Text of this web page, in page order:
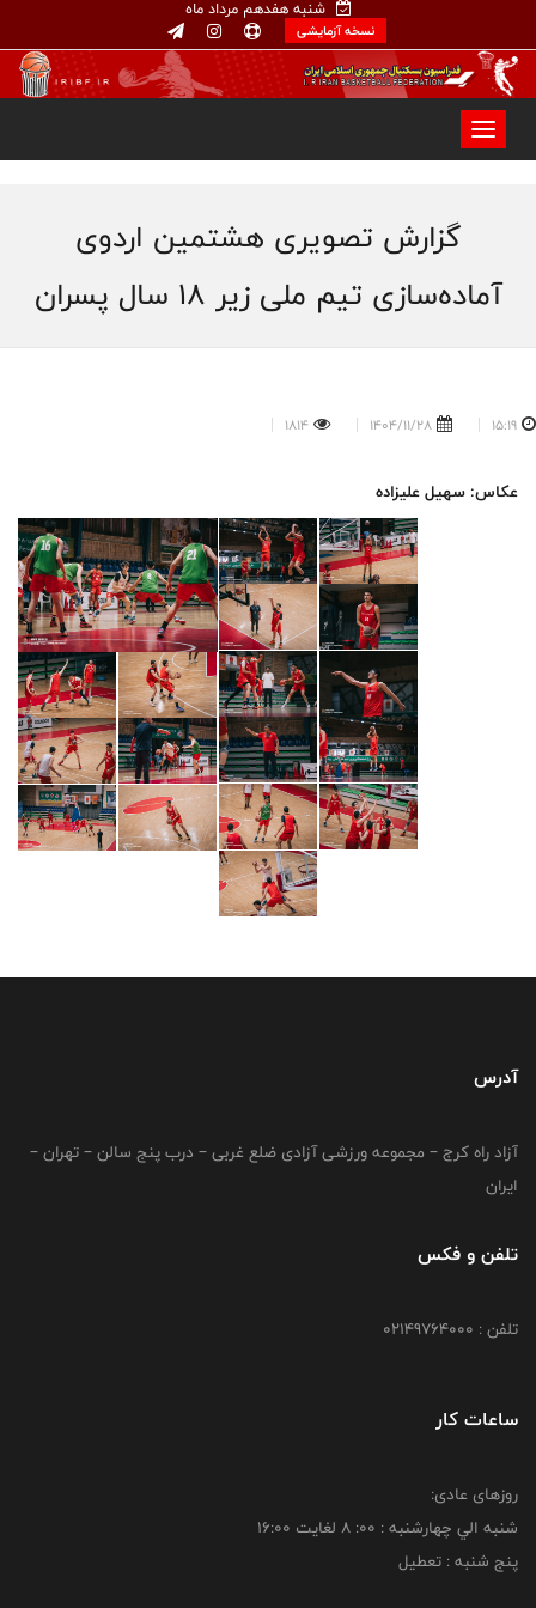
شنبه هفدهم مرداد ماه
نسخه آزمایشی
گزارش تصویری هشتمین اردوی
آماده‌سازی تیم ملی زیر ۱۸ سال پسران
15:19
1404/11/28
1814
عکاس: سهیل علیزاده
آدرس
آزاد راه کرج – مجموعه ورزشی آزادی ضلع غربی – درب پنج سالن – تهران –
ایران
تلفن و فکس
تلفن : 02149764000
ساعات کار
روزهای عادی:
شنبه الي چهارشنبه : 00: 8 لغايت 16:00
پنج شنبه : تعطیل